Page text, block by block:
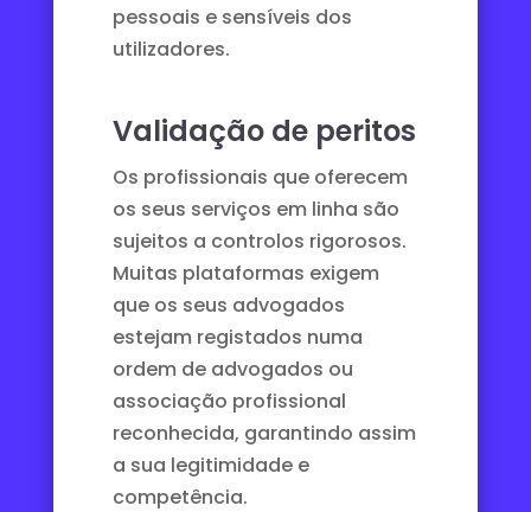
pessoais e sensíveis dos
utilizadores.
Validação de peritos
Os profissionais que oferecem
os seus serviços em linha são
sujeitos a controlos rigorosos.
Muitas plataformas exigem
que os seus advogados
estejam registados numa
ordem de advogados ou
associação profissional
reconhecida, garantindo assim
a sua legitimidade e
competência.